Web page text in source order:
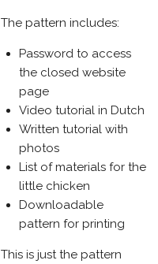
The pattern includes:
Password to access
the closed website
page
Video tutorial in Dutch
Written tutorial with
photos
List of materials for the
little chicken
Downloadable
pattern for printing
This is just the pattern